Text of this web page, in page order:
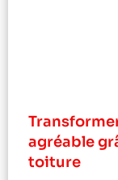
agréable
toiture